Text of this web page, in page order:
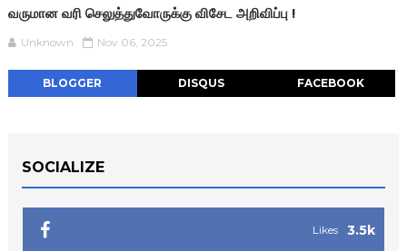
வருமான வரி செலுத்துவோருக்கு விசேட அறிவிப்பு !
Unknown Nov 06, 2025
BLOGGER DISQUS FACEBOOK
SOCIALIZE
3.5k
Likes